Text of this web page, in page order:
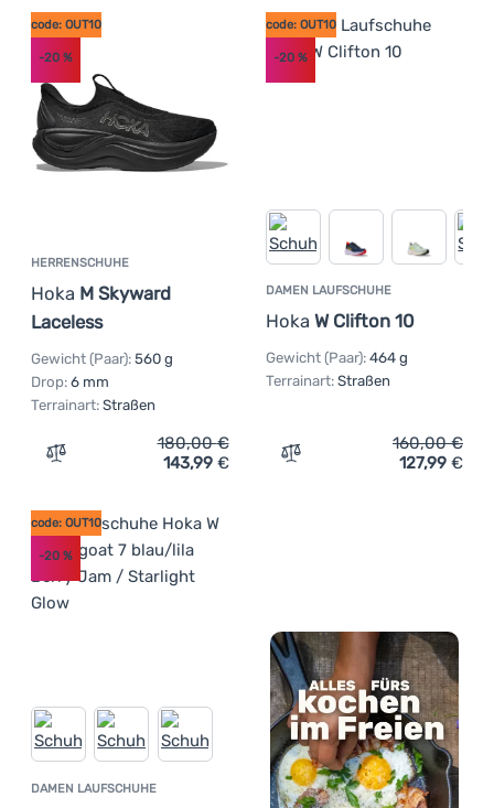
HERRENSCHUHE
Hoka M Skyward
Laceless
code: OUT10
-20 %
Gewicht (Paar): 560 g
Drop: 6 mm
Terrainart: Straßen
Zum Vergleich 'Herrenschuhe Hoka M Skyward
180,00€
143,99 €
DAMEN LAUFSCHUHE
Hoka W Clifton 10
code: OUT10
-20%
Gewicht (Paar): 464 g
Terrainart: Straßen
Zum Vergleich 'Damen
160,00€
127,99 €
DAMEN LAUFSCHUHEKundenbewertung
code: OUT10
-20 %